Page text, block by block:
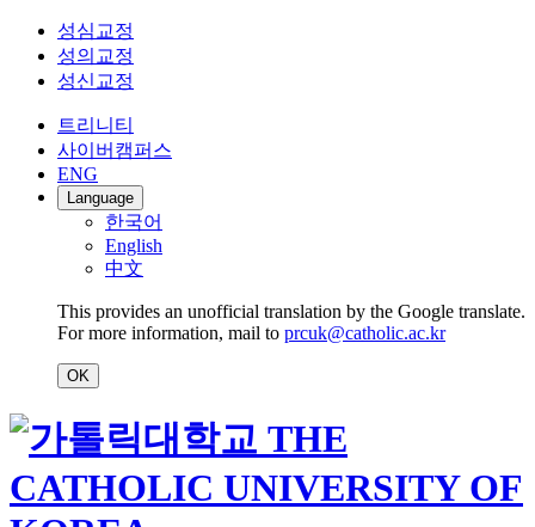
성심교정
성의교정
성신교정
트리니티
사이버캠퍼스
ENG
Language
한국어
English
中文
This provides an unofficial translation by the Google translate.
For more information, mail to prcuk@catholic.ac.kr
OK